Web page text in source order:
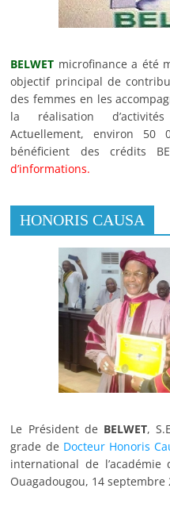
BELWET microfinance a été
objectif principal de
des femmes en les
la réalisation
Actuellement, environ 50
bénéficient des crédits
d’informations.
HONORIS CAUSA
Le Président de BELWET,
grade de Docteur Honoris
international de l’académie
Ouagadougou, 14 septembre